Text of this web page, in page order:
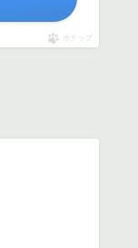
ポチップ